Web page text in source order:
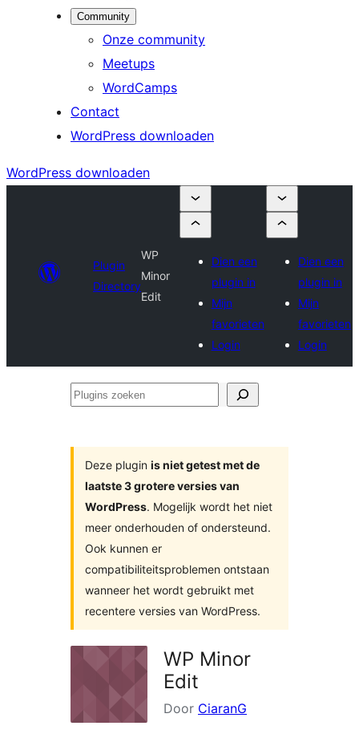
Community
Onze community
Meetups
WordCamps
Contact
WordPress downloaden
WordPress downloaden
Plugin
Directory
WP
Minor
Edit
Dien een
plugin in
Mijn
favorieten
Login
Dien een
plugin in
Mijn
favorieten
Login
Plugins
Deze plugin is niet getest met de
laatste 3 grotere versies van
WordPress. Mogelijk wordt het niet
meer onderhouden of ondersteund.
Ook kunnen er
compatibiliteitsproblemen ontstaan
wanneer het wordt gebruikt met
recentere versies van WordPress.
WP Minor
Edit
Door CiaranG